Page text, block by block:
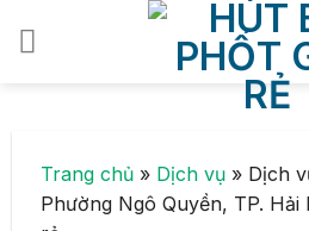
Trang chủ » Dịch vụ » Dịch
Phường Ngô Quyền, TP. Hải